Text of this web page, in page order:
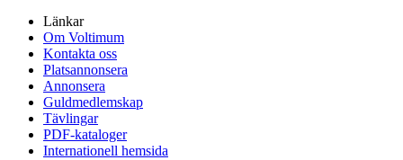
Länkar
Om Voltimum
Kontakta oss
Platsannonsera
Annonsera
Guldmedlemskap
Tävlingar
PDF-kataloger
Internationell hemsida